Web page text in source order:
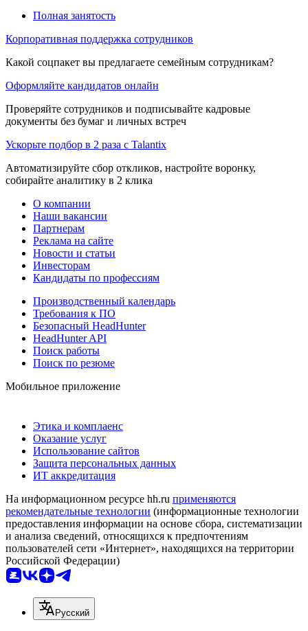
Полная занятость
Корпоративная поддержка сотрудников
Какой соцпакет вы предлагаете семейным сотрудникам?
Оформляйте кандидатов онлайн
Проверяйте сотрудников и подписывайте кадровые
документы без бумаг и личных встреч
Ускорьте подбор в 2 раза с Talantix
Автоматизируйте сбор откликов, настройте воронку,
собирайте аналитику в 2 клика
О компании
Наши вакансии
Партнерам
Реклама на сайте
Новости и статьи
Инвесторам
Кандидаты по профессиям
Производственный календарь
Требования к ПО
Безопасный HeadHunter
HeadHunter API
Поиск работы
Поиск по резюме
Мобильное приложение
Этика и комплаенс
Оказание услуг
Использование сайтов
Защита персональных данных
ИТ аккредитация
На информационном ресурсе hh.ru применяются
рекомендательные технологии (информационные технологии
предоставления информации на основе сбора, систематизации
и анализа сведений, относящихся к предпочтениям
пользователей сети «Интернет», находящихся на территории
Российской Федерации)
Русский